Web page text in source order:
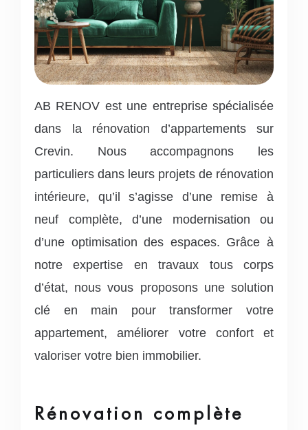
AB RENOV est une entreprise spécialisée
dans la rénovation d’appartements sur
Crevin. Nous accompagnons les
particuliers dans leurs projets de rénovation
intérieure, qu’il s’agisse d’une remise à
neuf complète, d’une modernisation ou
d’une optimisation des espaces. Grâce à
notre expertise en travaux tous corps
d’état, nous vous proposons une solution
clé en main pour transformer votre
appartement, améliorer votre confort et
valoriser votre bien immobilier.
Rénovation complète